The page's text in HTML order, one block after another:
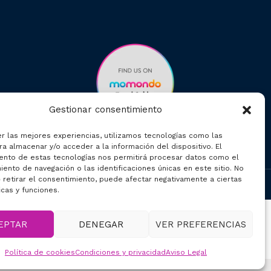
Gestionar consentimiento
las mejores experiencias, utilizamos tecnologías como las
almacenar y/o acceder a la información del dispositivo. El
de estas tecnologías nos permitirá procesar datos como el
de navegación o las identificaciones únicas en este sitio. No
retirar el consentimiento, puede afectar negativamente a ciertas
y funciones.
DENEGAR VER PREFERENCIAS
Política de cookiesCondiciones y privacidadAviso Legal
Accesibilidad